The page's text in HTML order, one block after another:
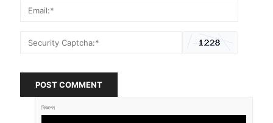
POST COMMENT
বিজ্ঞাপন